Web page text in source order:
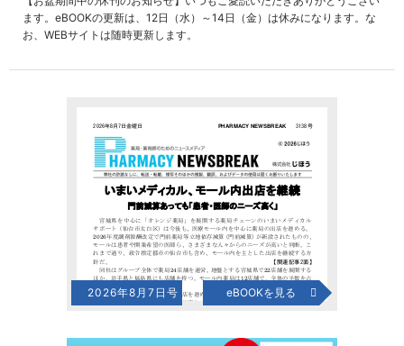
ます。eBOOKの更新は、12日（水）～14日（金）は休みになります。な
お、WEBサイトは随時更新します。
2026年8月7日号 eBOOKを見る